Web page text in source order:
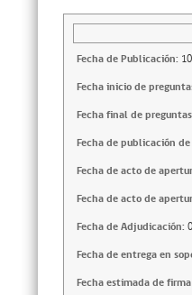
Fecha de Publicación:
Fecha inicio de
Fecha final de
Fecha de publicación de
Fecha de acto de
Fecha de acto de
Fecha de Adjudicación:
Fecha de entrega en
Fecha estimada de